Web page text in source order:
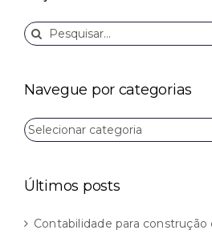
Buscar
resultados
Navegue por categorias
Navegue
por
Últimos posts
Contabilidade para construção